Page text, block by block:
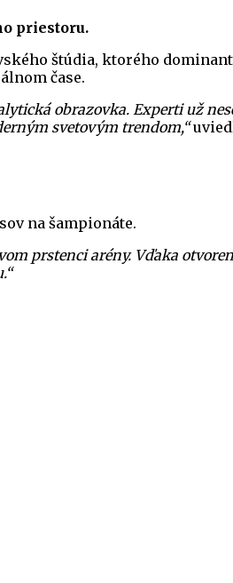
priestoru.
štúdia, ktorého
čase.
obrazovka. Experti už
svetovým trendom,“
na šampionáte.
prstenci arény. Vďaka